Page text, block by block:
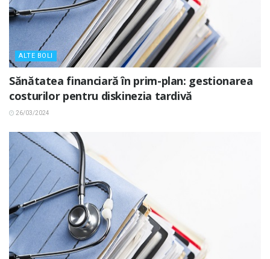
ALTE BOLI
Sănătatea financiară în prim-plan: gestionarea
costurilor pentru diskinezia tardivă
26/03/2024